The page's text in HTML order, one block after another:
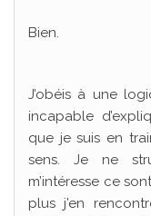
Bien.
J’obéis à une
incapable
que je suis en
sens. Je ne
m’intéresse ce
plus j’en